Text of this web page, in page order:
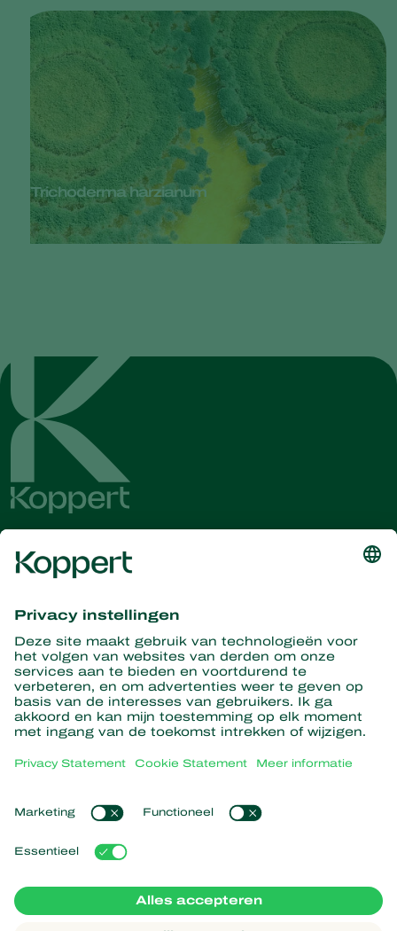
Trichoderma harzianum
Ontvang het laatste nieuws en
informatie
Hier aanmelden
Partners with Nature
Roofmijten
Roofinsecten
Nuttige nematoden
Nuttige micro-organismen
Gewasbescherming
Nieuws en informatie
Werken bij Koppert
Populaire links
Ervaringen van klanten
Koppert One
Koppert Global
Cookies beheren